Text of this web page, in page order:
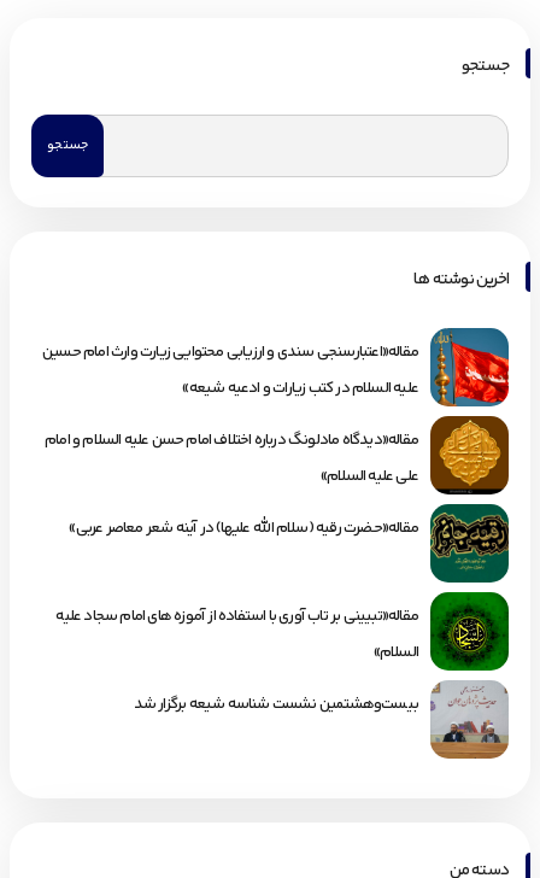
جستجو
اخرین نوشته ها
مقاله«اعتبارسنجی سندی و ارزیابی محتوایی زیارت وارث امام حسین
علیه السلام در کتب زیارات و ادعیه شیعه»
مقاله«دیدگاه مادلونگ درباره اختلاف امام حسن علیه السلام و امام
علی علیه السلام»
مقاله«حضرت رقیه (سلام الله علیها) در آینه شعر معاصر عربی»
مقاله«تبیینی بر تاب آوری با استفاده از آموزه های امام سجاد علیه
السلام»
بیست‌وهشتمین نشست شناسه شیعه برگزار شد
دسته من